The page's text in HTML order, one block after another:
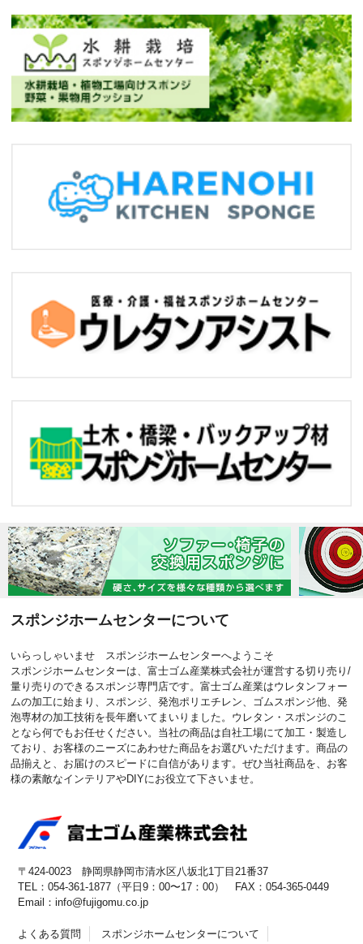
スポンジホームセンターについて
いらっしゃいませ スポンジホームセンターへようこそ
スポンジホームセンターは、富士ゴム産業株式会社が運営する切り売り/
量り売りのできるスポンジ専門店です。富士ゴム産業はウレタンフォー
ムの加工に始まり、スポンジ、発泡ポリエチレン、ゴムスポンジ他、発
泡専材の加工技術を長年磨いてまいりました。ウレタン・スポンジのこ
となら何でもお任せください。当社の商品は自社工場にて加工・製造し
ており、お客様のニーズにあわせた商品をお選びいただけます。商品の
品揃えと、お届けのスピードに自信があります。ぜひ当社商品を、お客
様の素敵なインテリアやDIYにお役立て下さいませ。
〒424-0023 静岡県静岡市清水区八坂北1丁目21番37
TEL：054-361-1877（平日9：00〜17：00） FAX：054-365-0449
Email：info@fujigomu.co.jp
よくある質問 スポンジホームセンターについて